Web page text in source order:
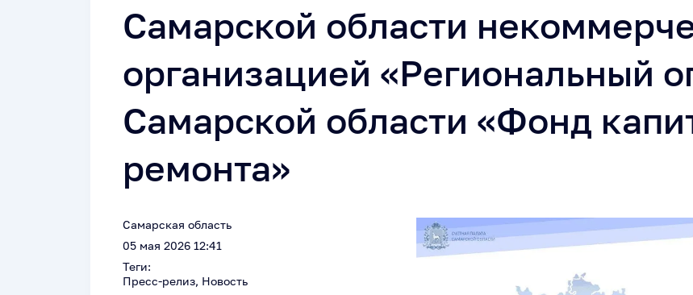
Самарской области
организацией «Региональный
Самарской области «Фонд
ремонта»
Самарская область
05 мая 2026 12:41
Теги:
Пресс-релиз, Новость